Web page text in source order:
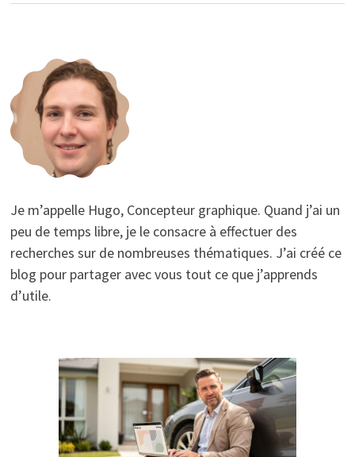
Je m’appelle Hugo, Concepteur graphique. Quand j’ai un
peu de temps libre, je le consacre à effectuer des
recherches sur de nombreuses thématiques. J’ai créé ce
blog pour partager avec vous tout ce que j’apprends
d’utile.